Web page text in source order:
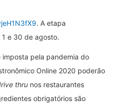
. A etapa
e 30 de agosto.
pela pandemia do
Online 2020 poderão
thru nos restaurantes
obrigatórios são